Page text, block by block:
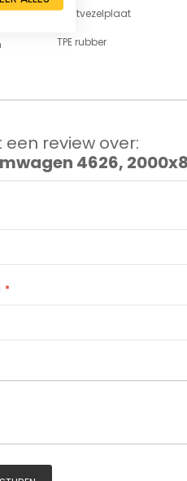
Houtvezelplaat
TPE rubber
review over:
4626,